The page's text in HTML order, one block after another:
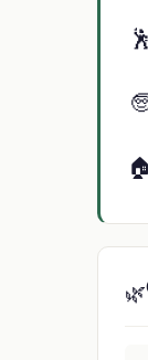
🕺
🏠
🌿